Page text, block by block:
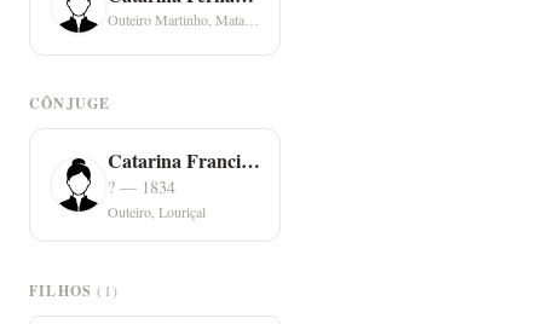
CÔNJUGE
Catarina Francisca
? — 1834
Outeiro, Louriçal
FILHOS(1)